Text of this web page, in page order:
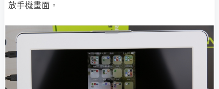
放手機畫面。